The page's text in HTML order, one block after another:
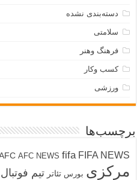
دسته‌بندی نشده
سلامتی
فرهنگ وهنر
کسب وکار
ورزشی
برچسب‌ها
AFC NEWS fifa FIFA NEWS
مرکزی بورس تئاتر تیم